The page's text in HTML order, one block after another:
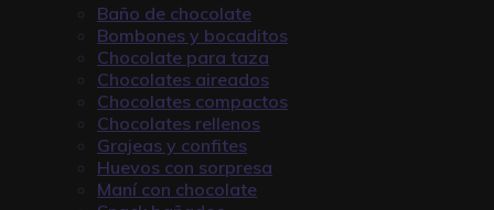
Baño de chocolate
Bombones y bocaditos
Chocolate para taza
Chocolates aireados
Chocolates compactos
Chocolates rellenos
Grajeas y confites
Huevos con sorpresa
Maní con chocolate